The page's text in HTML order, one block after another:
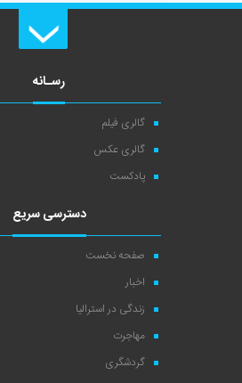
رسـانه
گالری فیلم
گالری عکس
پادکست
دسترسی سریع
صفحه نخست
اخبار
زندگی در استرالیا
مهاجرت
گردشگری